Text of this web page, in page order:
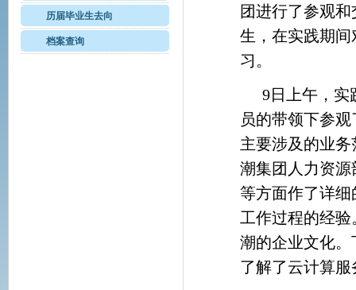
历届毕业生去向
档案查询
团进行了参观
生，在实践期
习。
9日上午，
员的带领下参
主要涉及的业
潮集团人力资
等方面作了详
工作过程的经
潮的企业文化
了解了云计算